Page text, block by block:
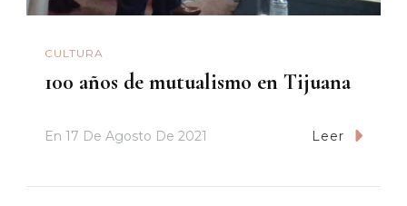
CULTURA
100 años de mutualismo en Tijuana
En 17 De Agosto De 2021 Leer